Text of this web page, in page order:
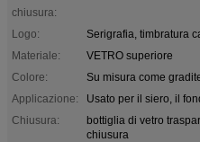
chiusura:
Logo:
Serigrafia, timbratura
Materiale:
VETRO superiore
Colore:
Su misura come
Applicazione:
Usato per il siero, il
Chiusura:
bottiglia di vetro
chiusura